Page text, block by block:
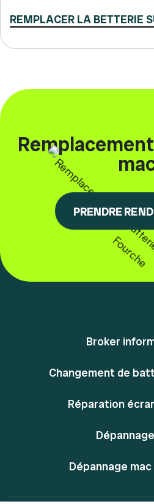
REMPLACER LA BETTERIE
PRENDRE
Broker
Changement de
Réparation
Dépannage